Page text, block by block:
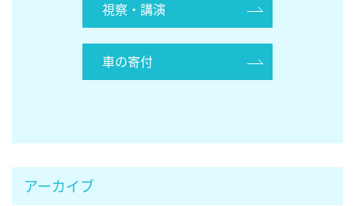
視察・講演
車の寄付
アーカイブ